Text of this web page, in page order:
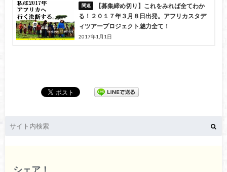
【募集締め切り】これをみれば全てわか
る！２０１７年３月８日出発。アフリカスタデ
ィツアープロジェクト魅力全て！
2017年1月1日
シェア！